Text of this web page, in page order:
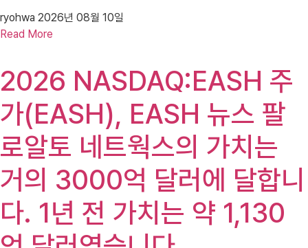
ryohwa 2026년 08월 10일
Read More
2026 NASDAQ:EASH 주
가(EASH), EASH 뉴스 팔
로알토 네트웍스의 가치는
거의 3000억 달러에 달합니
다. 1년 전 가치는 약 1,130